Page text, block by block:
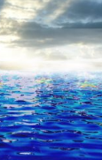
AUF
7. Mai, 14 Uhr
[…]